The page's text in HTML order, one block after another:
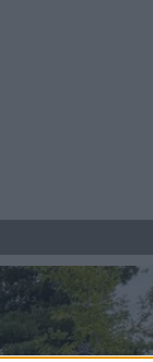
Gli Ambulanti